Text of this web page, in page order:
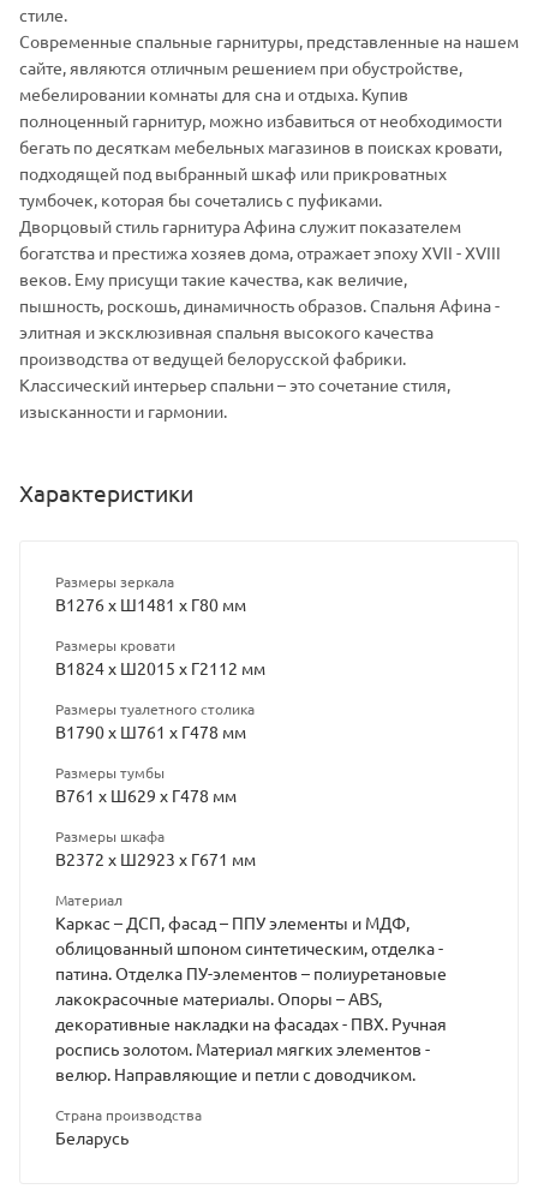
стиле.
Современные спальные гарнитуры, представленные на нашем
сайте, являются отличным решением при обустройстве,
мебелировании комнаты для сна и отдыха. Купив
полноценный гарнитур, можно избавиться от необходимости
бегать по десяткам мебельных магазинов в поисках кровати,
подходящей под выбранный шкаф или прикроватных
тумбочек, которая бы сочетались с пуфиками.
Дворцовый стиль гарнитура Афина служит показателем
богатства и престижа хозяев дома, отражает эпоху XVII - XVIII
веков. Ему присущи такие качества, как величие,
пышность, роскошь, динамичность образов. Спальня Афина -
элитная и эксклюзивная спальня высокого качества
производства от ведущей белорусской фабрики.
Классический интерьер спальни – это сочетание стиля,
изысканности и гармонии.
Характеристики
Размеры зеркала
В1276 х Ш1481 х Г80 мм
Размеры кровати
В1824 х Ш2015 х Г2112 мм
Размеры туалетного столика
В1790 х Ш761 х Г478 мм
Размеры тумбы
В761 х Ш629 х Г478 мм
Размеры шкафа
В2372 х Ш2923 х Г671 мм
Материал
Каркас – ДСП, фасад – ППУ элементы и МДФ,
облицованный шпоном синтетическим, отделка -
патина. Отделка ПУ-элементов – полиуретановые
лакокрасочные материалы. Опоры – ABS,
декоративные накладки на фасадах - ПВХ. Ручная
роспись золотом. Материал мягких элементов -
велюр. Направляющие и петли с доводчиком.
Страна производства
Беларусь